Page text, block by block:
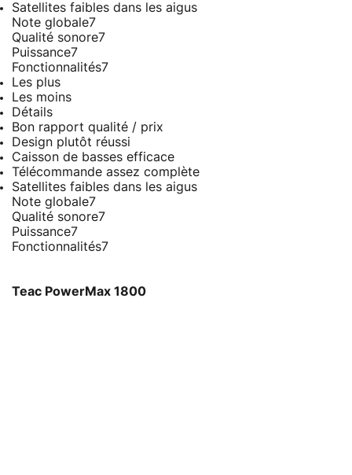
Satellites faibles dans les aigus
Note globale7
Qualité sonore7
Puissance7
Fonctionnalités7
Les plus
Les moins
Détails
Bon rapport qualité / prix
Design plutôt réussi
Caisson de basses efficace
Télécommande assez complète
Satellites faibles dans les aigus
Note globale7
Qualité sonore7
Puissance7
Fonctionnalités7
Teac PowerMax 1800